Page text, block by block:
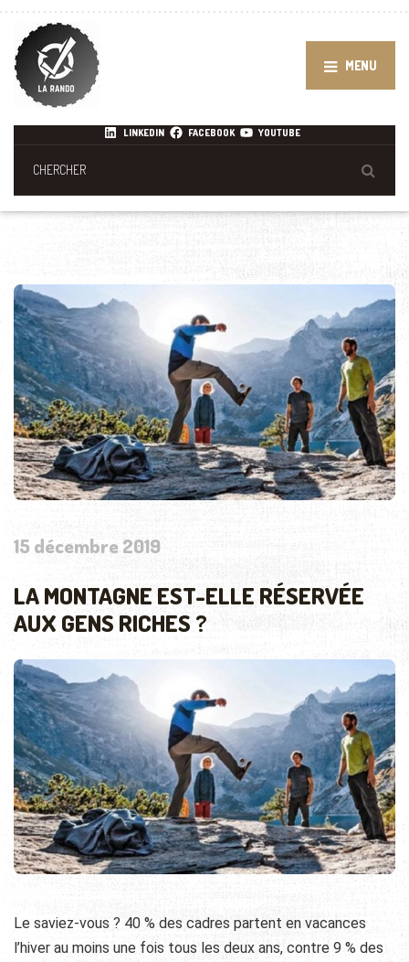
MENU
LINKEDIN FACEBOOK YOUTUBE
15 décembre 2019
LA MONTAGNE EST-ELLE RÉSERVÉE
AUX GENS RICHES ?
Le saviez-vous ? 40 % des cadres partent en vacances
l’hiver au moins une fois tous les deux ans, contre 9 % des